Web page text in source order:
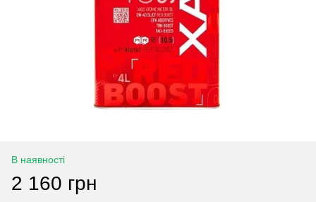
В наявності
2 160 грн